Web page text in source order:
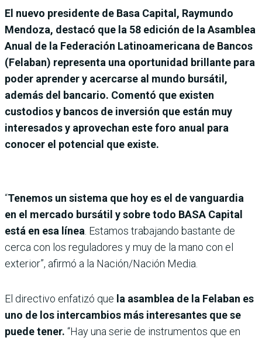
El nuevo presidente de Basa Capital, Raymundo
Mendoza, destacó que la 58 edición de la Asamblea
Anual de la Federación Latinoamericana de Bancos
(Felaban) representa una oportunidad brillante para
poder aprender y acercarse al mundo bursátil,
además del bancario. Comentó que existen
custodios y bancos de inversión que están muy
interesados y aprovechan este foro anual para
conocer el potencial que existe.
“Tenemos un sistema que hoy es el de vanguardia
en el mercado bursátil y sobre todo BASA Capital
está en esa línea . Estamos trabajando bastante de
cerca con los reguladores y muy de la mano con el
exterior”, afirmó a la Nación/Nación Media.
El directivo enfatizó que la asamblea de la Felaban es
uno de los intercambios más interesantes que se
puede tener. “Hay una serie de instrumentos que en